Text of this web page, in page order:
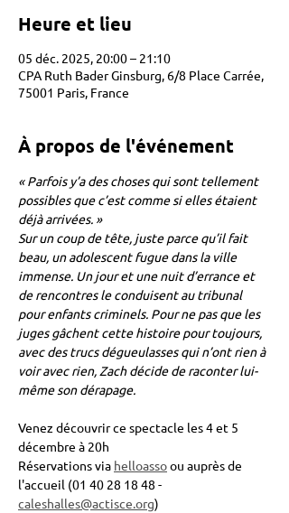
Heure et lieu
05 déc. 2025, 20:00 – 21:10
CPA Ruth Bader Ginsburg, 6/8 Place Carrée,
75001 Paris, France
À propos de l'événement
« Parfois y’a des choses qui sont tellement
possibles que c’est comme si elles étaient
déjà arrivées. »
Sur un coup de tête, juste parce qu’il fait
beau, un adolescent fugue dans la ville
immense. Un jour et une nuit d’errance et
de rencontres le conduisent au tribunal
pour enfants criminels. Pour ne pas que les
juges gâchent cette histoire pour toujours,
avec des trucs dégueulasses qui n’ont rien à
voir avec rien, Zach décide de raconter lui-
même son dérapage.
Venez découvrir ce spectacle les 4 et 5
décembre à 20h
Réservations via helloasso ou auprès de
l'accueil (01 40 28 18 48 -
caleshalles@actisce.org)